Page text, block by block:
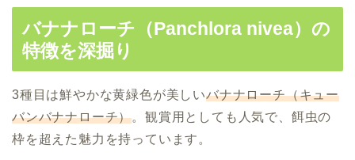
バナナローチ（Panchlora nivea）の
特徴を深掘り
3種目は鮮やかな黄緑色が美しいバナナローチ（キュー
バンバナナローチ）。観賞用としても人気で、餌虫の
枠を超えた魅力を持っています。